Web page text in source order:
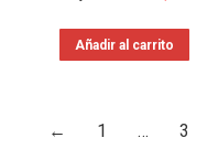
Añadir al carrito
← 1 … 3